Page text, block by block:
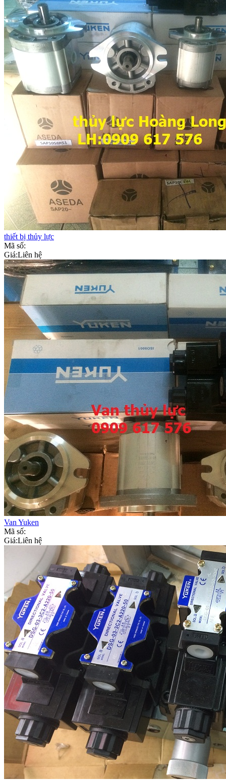
thiết bị thủy lực
Mã số:
Giá:Liên hệ
Van Yuken
Mã số:
Giá:Liên hệ